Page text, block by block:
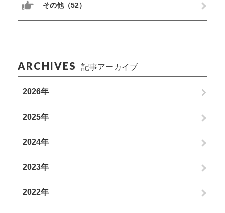
その他（52）
ARCHIVES 記事アーカイブ
2026年
2025年
2024年
2023年
2022年